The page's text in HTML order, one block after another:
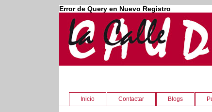
Error de Query en Nuevo Registro
Inicio Contactar Blogs